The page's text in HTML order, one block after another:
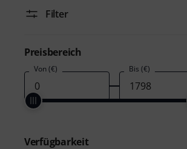
Filter
Preisbereich
Von (€) Bis (€)
Verfügbarkeit